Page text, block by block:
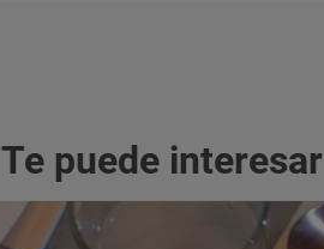
Te puede interesar